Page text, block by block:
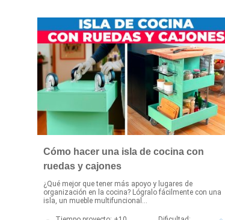
Cómo hacer una isla de cocina con
ruedas y cajones
¿Qué mejor que tener más apoyo y lugares de
organización en la cocina? Lógralo fácilmente con una
isla, un mueble multifuncional...